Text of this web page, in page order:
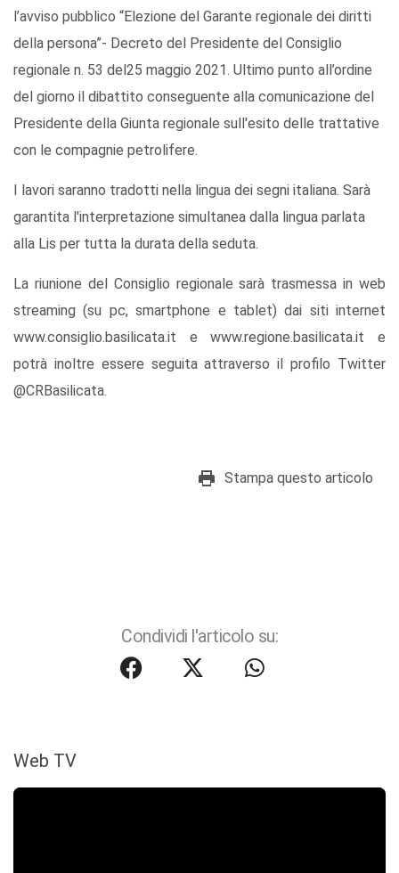
l’avviso pubblico “Elezione del Garante regionale dei diritti
della persona”- Decreto del Presidente del Consiglio
regionale n. 53 del25 maggio 2021. Ultimo punto all’ordine
del giorno il dibattito conseguente alla comunicazione del
Presidente della Giunta regionale sull'esito delle trattative
con le compagnie petrolifere.
I lavori saranno tradotti nella lingua dei segni italiana. Sarà
garantita l'interpretazione simultanea dalla lingua parlata
alla Lis per tutta la durata della seduta.
La riunione del Consiglio regionale sarà trasmessa in web
streaming (su pc, smartphone e tablet) dai siti internet
www.consiglio.basilicata.it e www.regione.basilicata.it e
potrà inoltre essere seguita attraverso il profilo Twitter
@CRBasilicata.
Stampa questo articolo
Condividi l'articolo su:
Web TV